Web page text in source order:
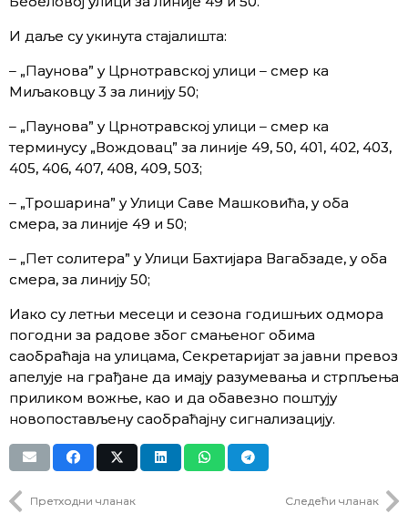
И даље су укинута стајалишта:
– „Паунова” у Црнотравској улици – смер ка
Миљаковцу 3 за линију 50;
– „Паунова” у Црнотравској улици – смер ка
терминусу „Вождовац” за линије 49, 50, 401, 402, 403,
405, 406, 407, 408, 409, 503;
– „Трошарина” у Улици Саве Машковића, у оба
смера, за линије 49 и 50;
– „Пет солитера” у Улици Бахтијара Вагабзаде, у оба
смера, за линију 50;
Иако су летњи месеци и сезона годишњих одмора
погодни за радове због смањеног обима
саобраћаја на улицама, Секретаријат за јавни превоз
апелује на грађане да имају разумевања и стрпљења
приликом вожње, као и да обавезно поштују
новопостављену саобраћајну сигнализацију.
Претходни чланак Следећи чланак